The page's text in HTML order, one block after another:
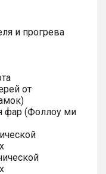
и прогрева
от
фар (Фоллоу ми